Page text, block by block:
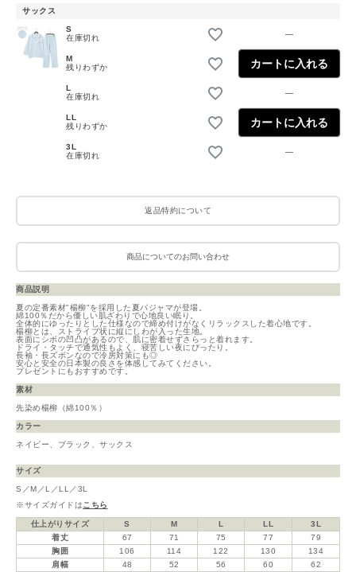
サックス
S
在庫切れ
—
M
残りわずか
カートに入れる
L
在庫切れ
—
LL
残りわずか
カートに入れる
3L
在庫切れ
—
返品特約について
商品についてのお問い合わせ
商品説明
夏の定番素材"楊柳"を採用した夏パジャマが登場。
綿100％だから優しい肌ざわりで心地良い眠り。
全体的にゆったりとした仕様なので締め付けがなくリラックスした着心地です。
楊柳とは、ストライプ状に縦にしわが入った生地。
表面にシボの凹凸があるので、肌に密着せずさらっと着れます。
ドライ・タッチで通気性もよく、寝苦しい夜にぴったり。
長袖・長ズボンなので冷房対策にも◎
安心と安全の日本製の良さを体感してみてください。
プレゼントにもおすすめです。
素材
先染め楊柳（綿100％）
カラー
ネイビー、ブラック、サックス
サイズ
S／M／L／LL／3L
※サイズガイドはこちら
仕上がりサイズ S M L LL
3L
着丈
67 71 75 77
79
胸囲
106 114 122 130
134
肩幅
48 52 56 60 62